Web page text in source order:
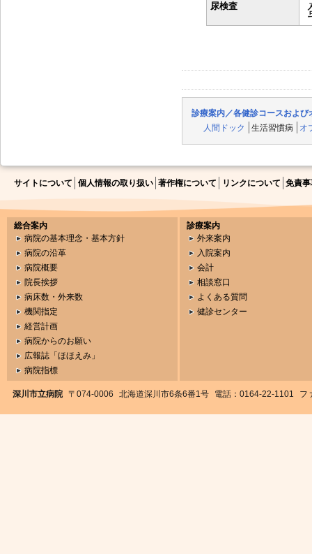
尿検査
診療案内／各健診コースおよび
人間ドック 生活習慣病 オ
サイトについて 個人情報の取り扱い 著作権について リンクについて 免責
総合案内
病院の基本理念・基本方針
病院の沿革
病院概要
院長挨拶
病床数・外来数
機関指定
経営計画
病院からのお願い
広報誌「ほほえみ」
病院指標
診療案内
外来案内
入院案内
会計
相談窓口
よくある質問
健診センター
深川市立病院 〒074-0006 北海道深川市6条6番1号 電話：0164-22-1101 フ